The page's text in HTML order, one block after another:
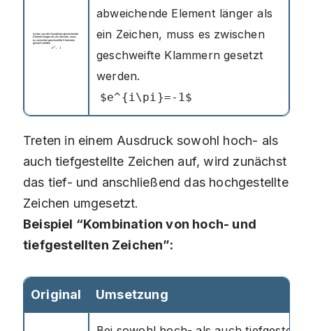
abweichende Element länger als
ein Zeichen, muss es zwischen
geschweifte Klammern gesetzt
werden.
$e^{i\pi}=-1$
Treten in einem Ausdruck sowohl hoch- als
auch tiefgestellte Zeichen auf, wird zunächst
das tief- und anschließend das hochgestellte
Zeichen umgesetzt.
Beispiel “Kombination von hoch- und
tiefgestellten Zeichen”:
Original Umsetzung